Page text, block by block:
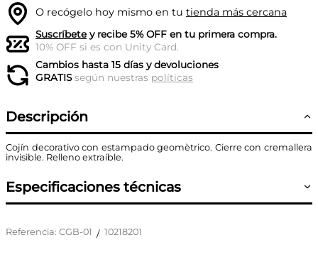
O recógelo hoy mismo en tu tienda más cercana
Suscríbetey recibe 5% OFF en tu primera compra.
10% OFF si es con Unity Card.
Cambios hasta 15 días y devoluciones
GRATISsegún nuestras políticas
Descripción
Cojín decorativo con estampado geomètrico. Cierre con cremallera
invisible. Relleno extraíble.
Especificaciones técnicas
Referencia: CGB-01 / 10218201